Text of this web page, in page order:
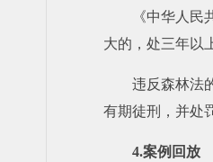
《中华人
大的，处三年以
违反森林法
有期徒刑，并处
4.案例回放